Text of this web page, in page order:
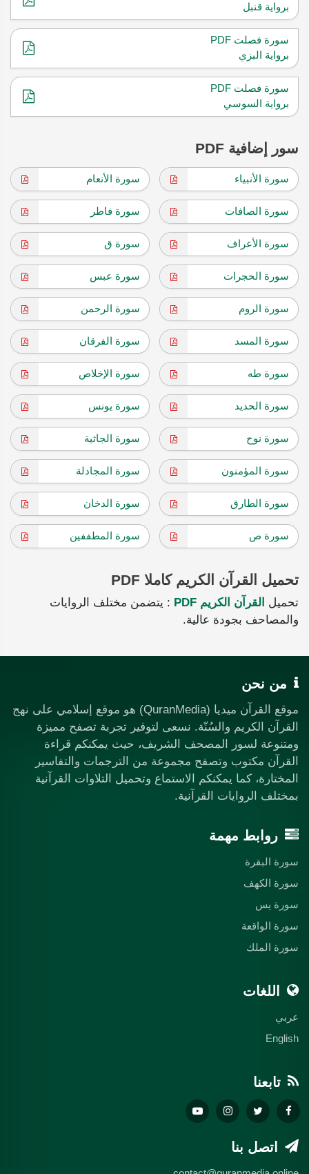
برواية قنبل
سورة فصلت PDF
برواية البزي
سورة فصلت PDF
برواية السوسي
سور إضافية PDF
سورة الأنبياء سورة الأنعام
سورة الصافات سورة فاطر
سورة الأعراف سورة ق
سورة الحجرات سورة عبس
سورة الروم سورة الرحمن
سورة المسد سورة الفرقان
سورة طه سورة الإخلاص
سورة الحديد سورة يونس
سورة نوح سورة الجاثية
سورة المؤمنون سورة المجادلة
سورة الطارق سورة الدخان
سورة ص سورة المطففين
تحميل القرآن الكريم كاملا PDF
تحميل القرآن الكريم PDF
: يتضمن مختلف الروايات
والمصاحف بجودة عالية.
من نحن
موقع القرآن ميديا (QuranMedia) هو موقع إسلامي على نهج
القرآن الكريم والسُنّة. نسعى لتوفير تجربة تصفح مميزة
ومتنوعة لسور المصحف الشريف، حيث يمكنكم قراءة
القرآن مكتوب وتصفح مجموعة من الترجمات والتفاسير
المختارة، كما يمكنكم الاستماع وتحميل التلاوات القرآنية
بمختلف الروايات القرآنية.
روابط مهمة
سورة البقرة
سورة الكهف
سورة يس
سورة الواقعة
سورة الملك
اللغات
عربي
English
تابعنا
اتصل بنا